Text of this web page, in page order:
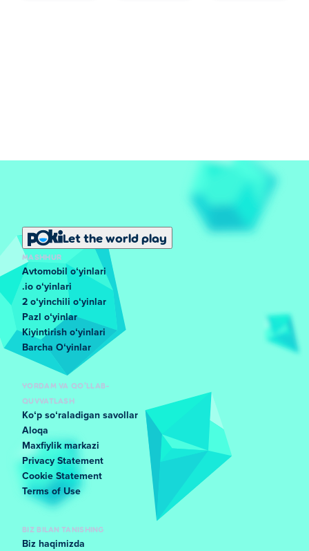
Let the world play
MASHHUR
Avtomobil oʻyinlari
.io oʻyinlari
2 oʻyinchili oʻyinlar
Pazl oʻyinlar
Kiyintirish oʻyinlari
Barcha Oʻyinlar
YORDAM VA QO'LLAB-
QUVVATLASH
Koʻp soʻraladigan savollar
Aloqa
Maxfiylik markazi
Privacy Statement
Cookie Statement
Terms of Use
BIZ BILAN TANISHING
Biz haqimizda